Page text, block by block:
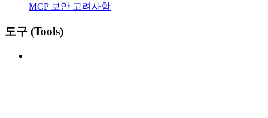
MCP 보안 고려사항
도구 (Tools)